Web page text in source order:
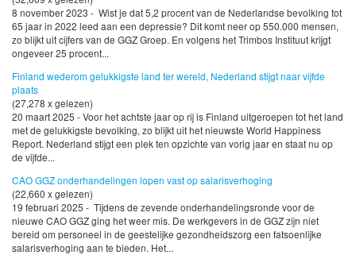
8 november 2023 - Wist je dat 5,2 procent van de Nederlandse bevolking tot
65 jaar in 2022 leed aan een depressie? Dit komt neer op 550.000 mensen,
zo blijkt uit cijfers van de GGZ Groep. En volgens het Trimbos Instituut krijgt
ongeveer 25 procent...
Finland wederom gelukkigste land ter wereld, Nederland stijgt naar vijfde
plaats
(27,278 x gelezen)
20 maart 2025 - Voor het achtste jaar op rij is Finland uitgeroepen tot het land
met de gelukkigste bevolking, zo blijkt uit het nieuwste World Happiness
Report. Nederland stijgt een plek ten opzichte van vorig jaar en staat nu op
de vijfde...
CAO GGZ onderhandelingen lopen vast op salarisverhoging
(22,660 x gelezen)
19 februari 2025 - Tijdens de zevende onderhandelingsronde voor de
nieuwe CAO GGZ ging het weer mis. De werkgevers in de GGZ zijn niet
bereid om personeel in de geestelijke gezondheidszorg een fatsoenlijke
salarisverhoging aan te bieden. Het...